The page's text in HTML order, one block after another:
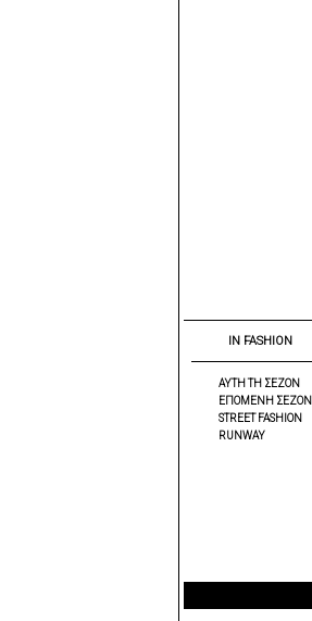
IN FASHION
ΑΥΤΗ ΤΗ ΣΕΖΟΝ
ΕΠΟΜΕΝΗ ΣΕΖΟΝ
STREET FASHION
RUNWAY